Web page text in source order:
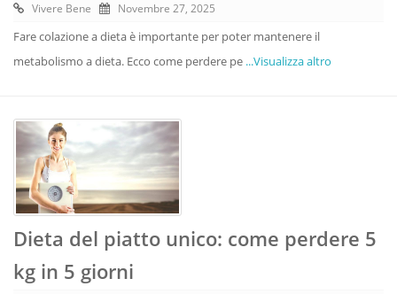
Vivere Bene Novembre 27, 2025
Fare colazione a dieta è importante per poter mantenere il
metabolismo a dieta. Ecco come perdere pe ...Visualizza altro
Dieta del piatto unico: come perdere 5
kg in 5 giorni